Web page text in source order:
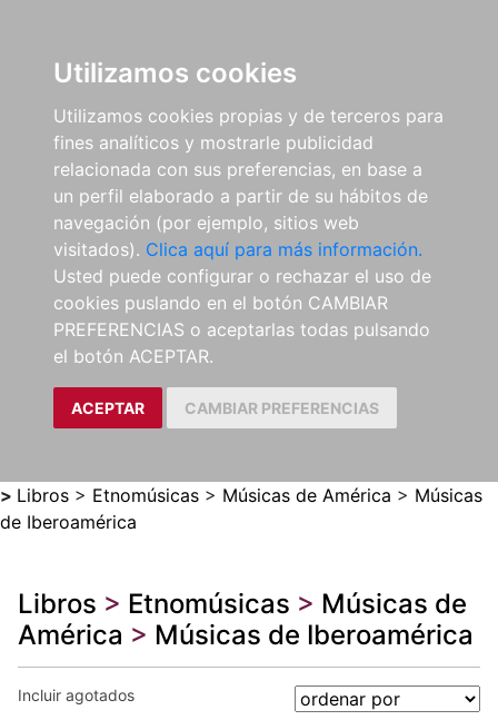
Utilizamos cookies
Utilizamos cookies propias y de terceros para
fines analíticos y mostrarle publicidad
relacionada con sus preferencias, en base a
un perfil elaborado a partir de su hábitos de
navegación (por ejemplo, sitios web
visitados). Clica aquí para más información.
Usted puede configurar o rechazar el uso de
cookies puslando en el botón CAMBIAR
PREFERENCIAS o aceptarlas todas pulsando
el botón ACEPTAR.
ACEPTAR CAMBIAR PREFERENCIAS
> Libros > Etnomúsicas > Músicas de América > Músicas
de Iberoamérica
Libros > Etnomúsicas > Músicas de
América > Músicas de Iberoamérica
Incluir agotados